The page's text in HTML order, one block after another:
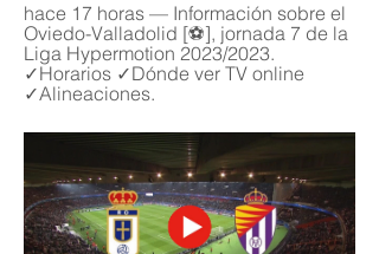
hace 17 horas — Información sobre el
Oviedo-Valladolid [⚽], jornada 7 de la
Liga Hypermotion 2023/2023.
✓Horarios ✓Dónde ver TV online
✓Alineaciones.